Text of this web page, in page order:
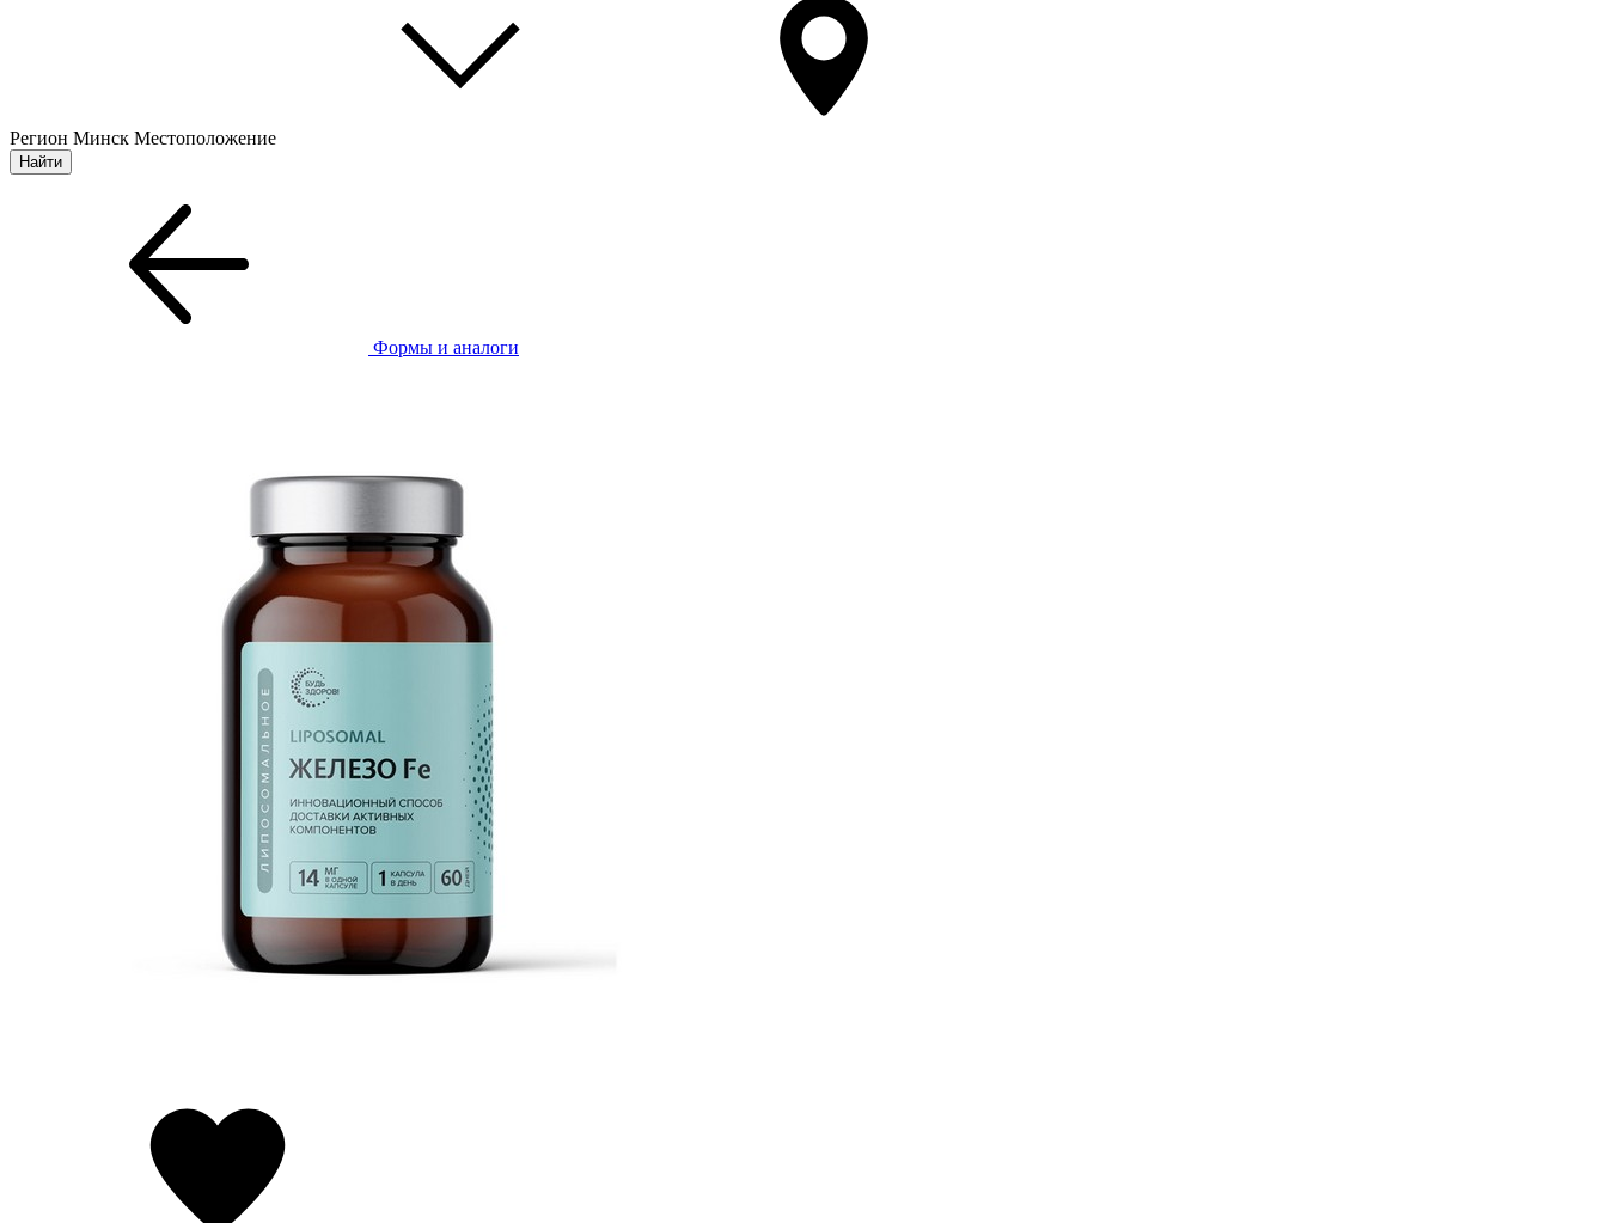
Регион Минск Местоположение
Формы и аналоги